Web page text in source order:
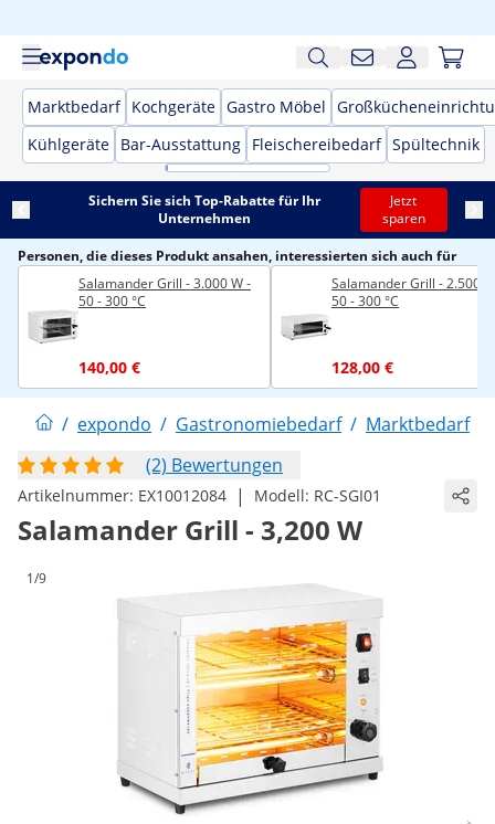
Marktbedarf Kochgeräte Gastro Möbel
Kühlgeräte Bar-Ausstattung Fleischereibedarf Spültechnik
Sichern Sie sich Top-Rabatte für Ihr
Unternehmen
Jetzt
sparen
Personen, die dieses Produkt ansahen, interessierten sich auch für
Salamander Grill - 3.000 W -
50 - 300 °C
140,00 €
Salamander Grill - 2.500
50 - 300 °C
128,00 €
/ expondo / Gastronomiebedarf / Marktbedarf
(2) Bewertungen
Artikelnummer: EX10012084 | Modell: RC-SGI01
Salamander Grill - 3,200 W
1/9